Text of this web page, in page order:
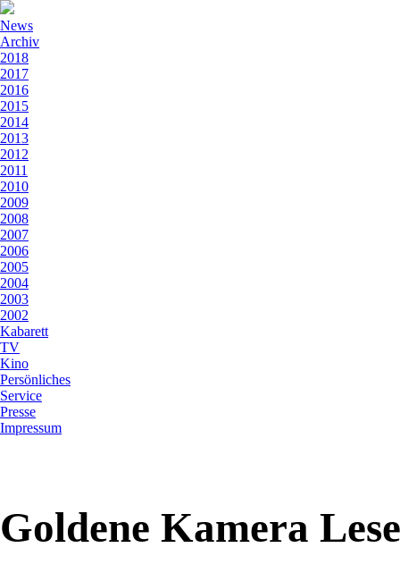
News
Archiv
2018
2017
2016
2015
2014
2013
2012
2011
2010
2009
2008
2007
2006
2005
2004
2003
2002
Kabarett
TV
Kino
Persönliches
Service
Presse
Impressum
Goldene Kamera